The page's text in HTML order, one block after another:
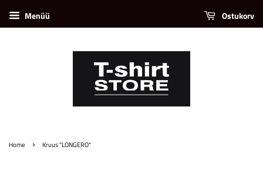
Menüü Ostukorv
Home › Kruus "LONGERO"